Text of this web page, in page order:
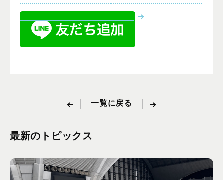
一覧に戻る
最新のトピックス